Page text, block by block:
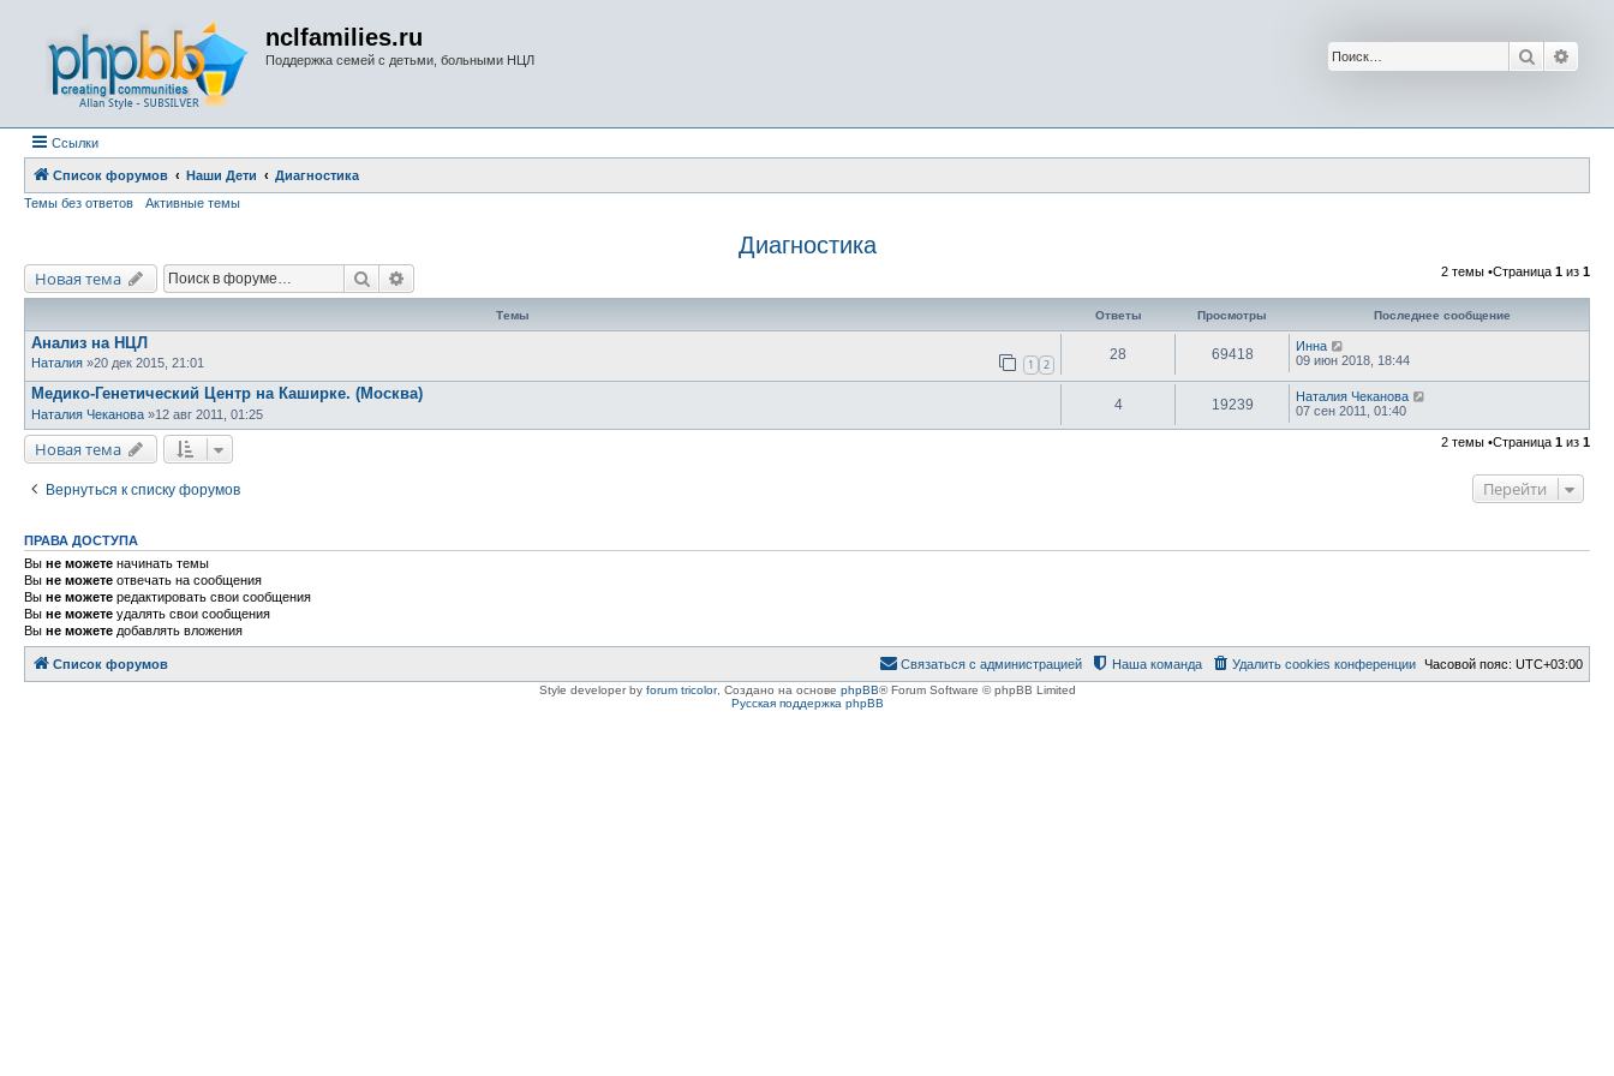
nclfamilies.ru
Поддержка семей с детьми, больными НЦЛ Поиск
Ссылки
Список форумов Наши Дети
Диагностика
Темы без ответов
Активные темы
Диагностика
Новая тема Поиск 2 темы •Страница 1 из 1
Темы Ответы Просмотры Последнее сообщение
Анализ на НЦЛ
Наталия »20 дек 2015, 21:01 1 2
28 69418
Инна
09 июн 2018, 18:44
Медико-Генетический Центр на Каширке. (Москва)
Наталия Чеканова »12 авг 2011, 01:25
4 19239
Наталия Чеканова
07 сен 2011, 01:40
Новая тема 2 темы •Страница 1 из 1
Вернуться к списку форумов Перейти
ПРАВА ДОСТУПА
Вы не можете начинать темы
Вы не можете отвечать на сообщения
Вы не можете редактировать свои сообщения
Вы не можете удалять свои сообщения
Вы не можете добавлять вложения
Список форумов Часовой пояс: UTC+03:00
Удалить cookies конференции
Наша команда
Связаться с администрацией
Style developer by forum tricolor, Создано на основе phpBB® Forum Software © phpBB Limited
Русская поддержка phpBB